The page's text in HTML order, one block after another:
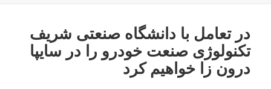
در تعامل با دانشگاه صنعتی شریف
تکنولوژی صنعت خودرو را در سایپا
درون زا خواهیم کرد